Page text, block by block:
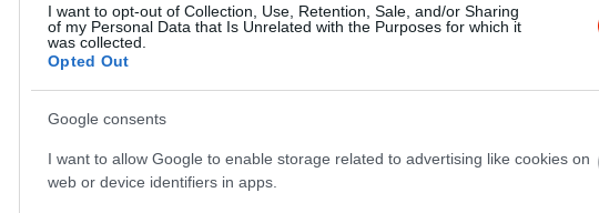
I want to opt-out of Collection, Use, Retention, Sale, and/or Sharing
of my Personal Data that Is Unrelated with the Purposes for which it
was collected.
Opted Out
Google consents
I want to allow Google to enable storage related to advertising like cookies on
web or device identifiers in apps.